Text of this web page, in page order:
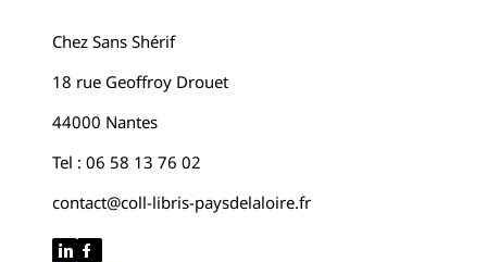
Chez Sans Shérif
18 rue Geoffroy Drouet
44000 Nantes
Tel : 06 58 13 76 02
contact@coll-libris-paysdelaloire.fr